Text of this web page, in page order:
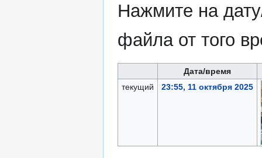
Нажмите на
файла от того
Дата/время
текущий
23:55, 11 октября 2025